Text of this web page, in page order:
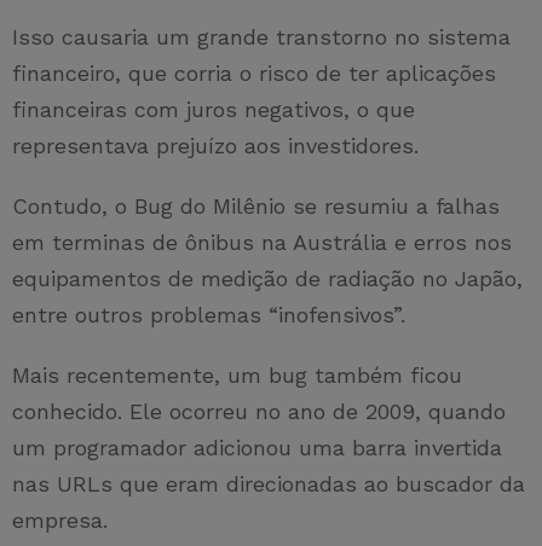
Isso causaria um grande transtorno no sistema
financeiro, que corria o risco de ter aplicações
financeiras com juros negativos, o que
representava prejuízo aos investidores.
Contudo, o Bug do Milênio se resumiu a falhas
em terminas de ônibus na Austrália e erros nos
equipamentos de medição de radiação no Japão,
entre outros problemas “inofensivos”.
Mais recentemente, um bug também ficou
conhecido. Ele ocorreu no ano de 2009, quando
um programador adicionou uma barra invertida
nas URLs que eram direcionadas ao buscador da
empresa.